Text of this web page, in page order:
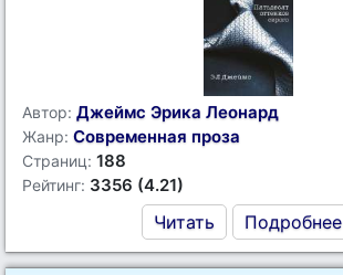
Автор: Джеймс Эрика Леонард
Жанр: Современная проза
Страниц: 188
Рейтинг: 3356 (4.21)
Читать Подробнее